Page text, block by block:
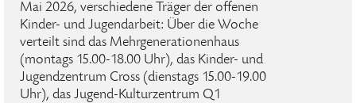
Mai 2026, verschiedene Träger der offenen
Kinder- und Jugendarbeit: Über die Woche
verteilt sind das Mehrgenerationenhaus
(montags 15.00-18.00 Uhr), das Kinder- und
Jugendzentrum Cross (dienstags 15.00-19.00
Uhr), das Jugend-Kulturzentrum Q1